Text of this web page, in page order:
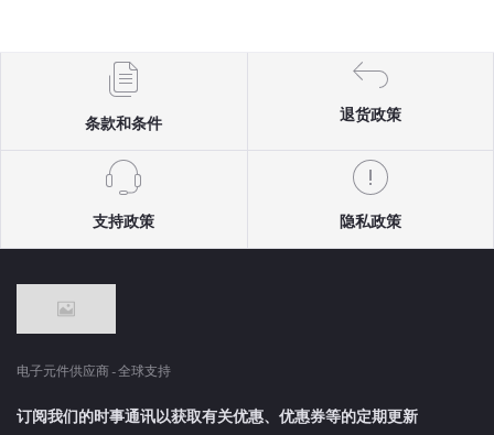
条款和条件
退货政策
支持政策 隐私政策
电子元件供应商 - 全球支持
订阅我们的时事通讯以获取有关优惠、优惠券等的定期更新